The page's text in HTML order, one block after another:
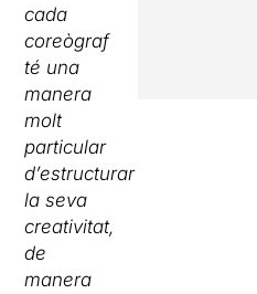
cada
coreògraf
té una
manera
molt
particular
d’estructurar
la seva
creativitat,
de
manera